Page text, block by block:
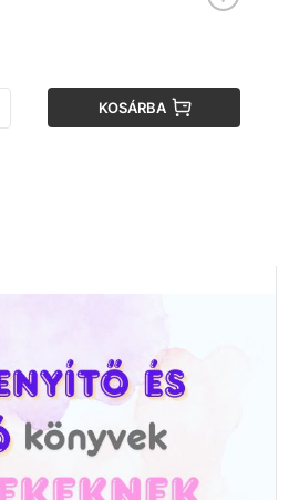
KOSÁRBA